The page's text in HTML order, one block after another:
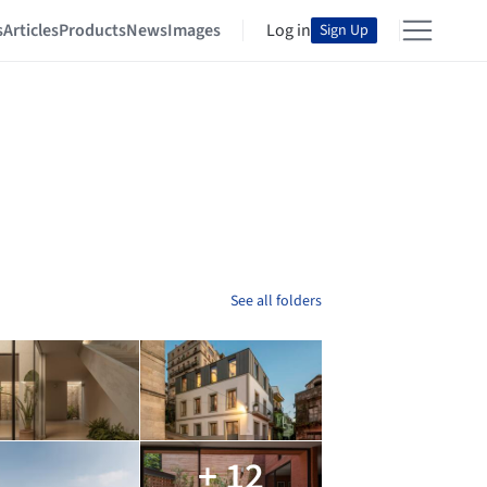
ArticlesProductsNewsImages Log in Sign Up
See all folders